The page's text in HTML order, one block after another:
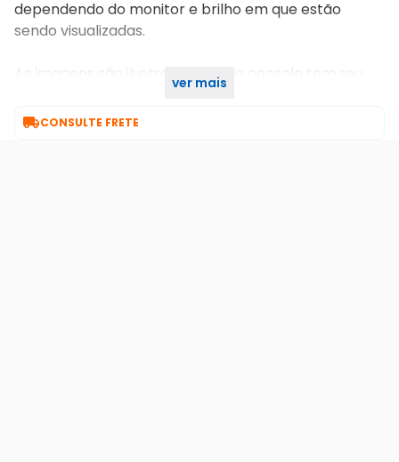
dependendo do monitor e brilho em que estão
sendo visualizadas.
As imagens são ilustrativas, cada console tem seu
ver mais
CONSULTE FRETE